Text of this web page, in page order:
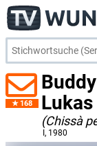
168
Lukas
(Chissà
, 1980